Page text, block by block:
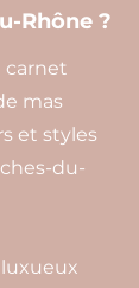
Rhône ?
carnet
mas
et styles
du-